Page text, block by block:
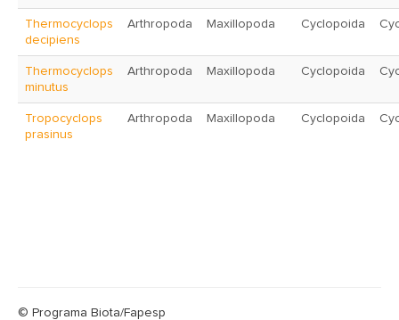
Thermocyclops
decipiens
Arthropoda Maxillopoda Cyclopoida
Thermocyclops
minutus
Arthropoda Maxillopoda Cyclopoida
Tropocyclops
prasinus
Arthropoda Maxillopoda Cyclopoida
© Programa Biota/Fapesp